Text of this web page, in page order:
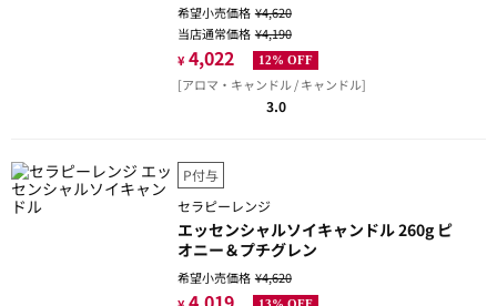
希望小売価格¥4,620
当店通常価格¥4,190
¥ 4,022 12% OFF
[アロマ・キャンドル / キャンドル]
3.0
P付与
セラピーレンジ
エッセンシャルソイキャンドル 260g ピ
オニー＆プチグレン
希望小売価格¥4,620